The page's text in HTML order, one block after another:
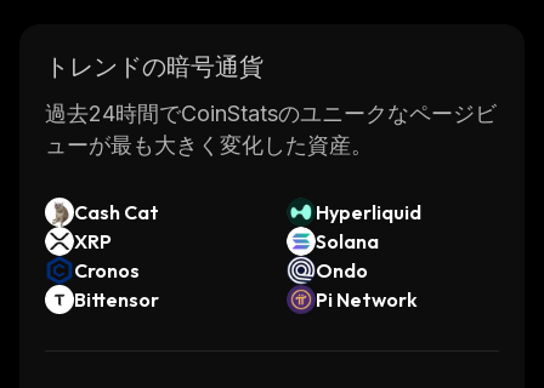
トレンドの暗号通貨
過去24時間でCoinStatsのユニークなページビ
ューが最も大きく変化した資産。
Cash Cat
Hyperliquid
XRP
Solana
Cronos
Ondo
Bittensor
Pi Network